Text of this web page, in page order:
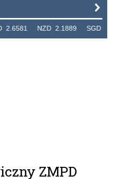
NZD 2.1889 SGD
ZMPD